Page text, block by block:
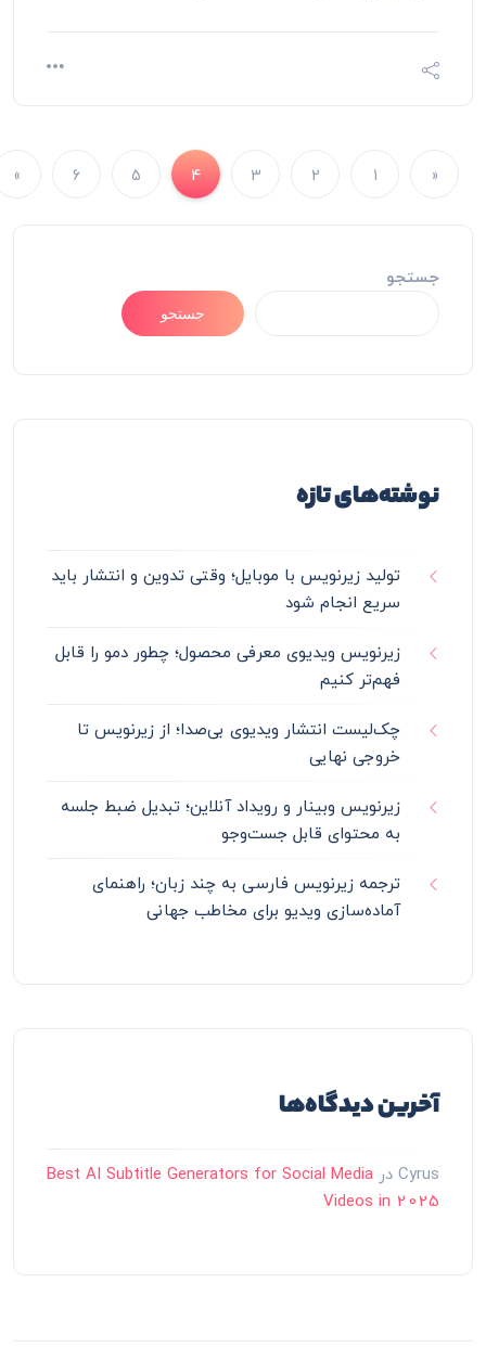
2
3
4
5
6
جستجو
جستجو
نوشته‌های تازه
تولید زیرنویس با موبایل؛ وقتی تدوین و انتشار باید
سریع انجام شود
زیرنویس ویدیوی معرفی محصول؛ چطور دمو را قابل
فهم‌تر کنیم
چک‌لیست انتشار ویدیوی بی‌صدا؛ از زیرنویس تا
خروجی نهایی
زیرنویس وبینار و رویداد آنلاین؛ تبدیل ضبط جلسه
به محتوای قابل جست‌وجو
ترجمه زیرنویس فارسی به چند زبان؛ راهنمای
آماده‌سازی ویدیو برای مخاطب جهانی
آخرین دیدگاه‌ها
Cyrusدر Best AI Subtitle Generators for Social Media
Videos in 2025